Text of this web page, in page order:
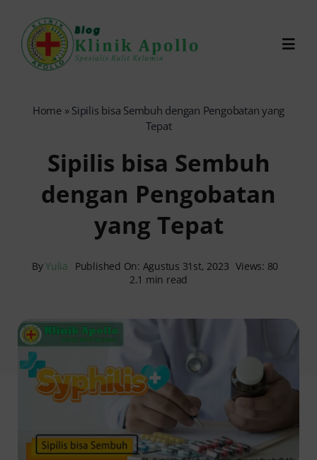
content
Reservasi Online
Home» Sipilis bisa Sembuh dengan Pengobatan yang
Tepat
Sipilis bisa Sembuh
dengan Pengobatan
yang Tepat
ByYulia Published On: Agustus 31st, 2023 Views: 80
2.1 min read